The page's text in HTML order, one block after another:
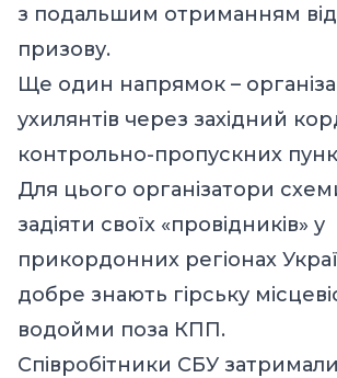
з подальшим отриманням
призову.
Ще один напрямок –
ухилянтів через західний
контрольно-пропускних
Для цього організатори
задіяти своїх «провідників» у
прикордонних регіонах
добре знають гірську
водойми поза КПП.
Співробітники СБУ